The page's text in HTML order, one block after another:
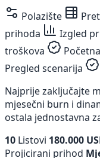
Polazište
prihoda
Izgled
troškova
Pregled scenarija
Najprije zaključajte
mjesečni burn i
ostala jednostavna
10 Listovi 180.000
Projicirani prihod